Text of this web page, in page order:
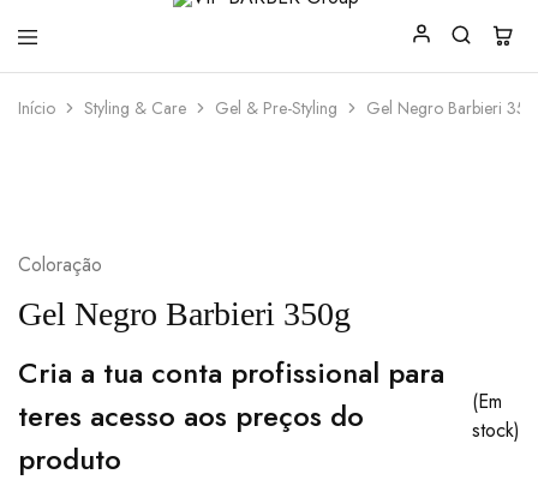
BARBER
para
Início Styling & Care Gel & Pre-Styling Gel Negro Barbieri
Coloração
Gel Negro Barbieri 350g
Cria a tua conta profissional para
teres acesso aos preços do
produto
(Em
stock)